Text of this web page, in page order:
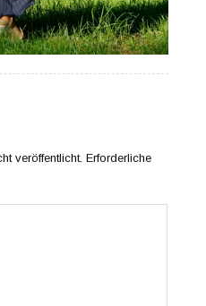
veröffentlicht. Erforderliche